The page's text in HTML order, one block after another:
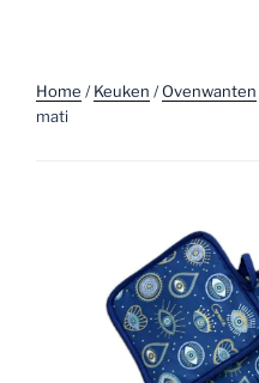
Home /Keuken /Ovenwanten
mati